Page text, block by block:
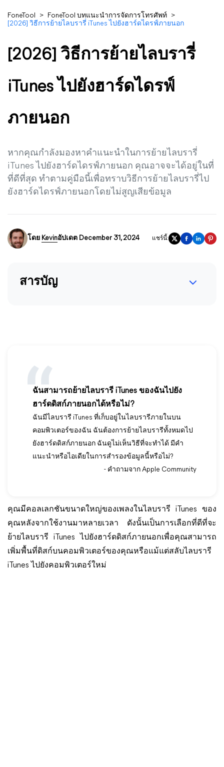
FoneTool > FoneTool บทแนะนำการจัดการโทรศัพท์ >
[2026] วิธีการย้ายไลบรารี่ iTunes ไปยังฮาร์ดไดรฟ์ภายนอก
[2026] วิธีการย้ายไลบรารี่
iTunes ไปยังฮาร์ดไดรฟ์
ภายนอก
หากคุณกำลังมองหาคำแนะนำในการย้ายไลบรารี่
iTunes ไปยังฮาร์ดไดรฟ์ภายนอก คุณอาจจะได้อยู่ในที่
ที่ดีที่สุด ทำตามคู่มือนี้เพื่อทราบวิธีการย้ายไลบรารี่ไป
ยังฮาร์ดไดรฟ์ภายนอกโดยไม่สูญเสียข้อมูล
โดย Kevinอัปเดต December 31, 2024 แชร์นี้:
สารบัญ
ฉันสามารถย้ายไลบรารี iTunes ของฉันไปยัง
ฮาร์ดดิสก์ภายนอกได้หรือไม่?
ฉันมีไลบรารี iTunes ที่เก็บอยู่ในไลบรารีภายในบน
คอมพิวเตอร์ของฉัน ฉันต้องการย้ายไลบรารีทั้งหมดไป
ยังฮาร์ดดิสก์ภายนอก ฉันดูไม่เห็นวิธีที่จะทำได้ มีคำ
แนะนำหรือไอเดียในการสำรองข้อมูลนี้หรือไม่?
- คำถามจาก Apple Community
คุณมีคอลเลกชันขนาดใหญ่ของเพลงในไลบรารี iTunes ของ
คุณหลังจากใช้งานมาหลายเวลา ดังนั้นเป็นการเลือกที่ดีที่จะ
ย้ายไลบรารี iTunes ไปยังฮาร์ดดิสก์ภายนอกเพื่อคุณสามารถ
เพิ่มพื้นที่ดิสก์บนคอมพิวเตอร์ของคุณหรือแม้แต่สลับไลบรารี
iTunes ไปยังคอมพิวเตอร์ใหม่